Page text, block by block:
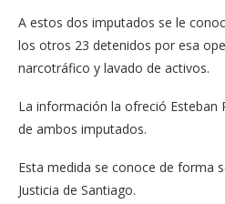
A estos dos imputados se le
los otros 23 detenidos por esa
narcotráfico y lavado de activos.
La información la ofreció Esteban
de ambos imputados.
Esta medida se conoce de forma
Justicia de Santiago.